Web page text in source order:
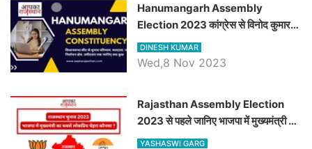
Hanumangarh Assembly
Election 2023 कांग्रेस से विनोद कुमार
चौधरी तो अमित चौधरी होंगे भाजपा उम्मीदवार,
जानिये हनुमानगढ़ विधानसभा सीट के ताजा
DINESH KUMAR
Wed,8 Nov 2023
Rajasthan Assembly Election
2023 से पहले जानिए भाजपा में मुख्यमंत्री का
सबसे लोकप्रिय चेहरा कौनसा ?
YASHASWI GARG